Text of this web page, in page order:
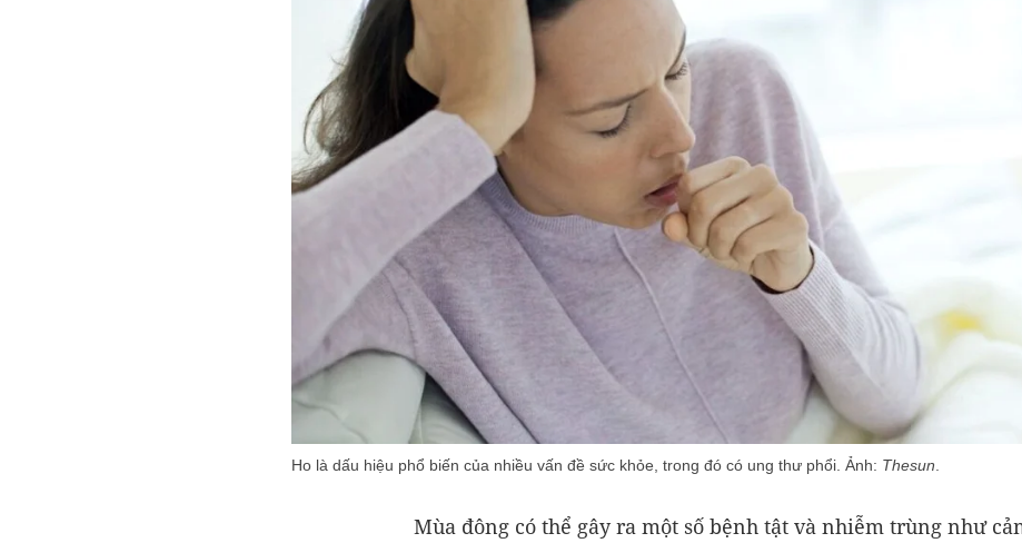
Ho là dấu hiệu phổ biến của nhiều vấn đề sức khỏe, trong đó có ung thư phổi. Ảnh: Thesun
Mùa đông có thể gây ra một số bệnh tật và nhiễm trùng như